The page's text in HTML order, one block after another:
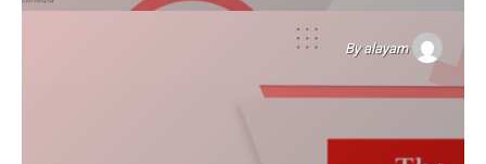
Byalayam